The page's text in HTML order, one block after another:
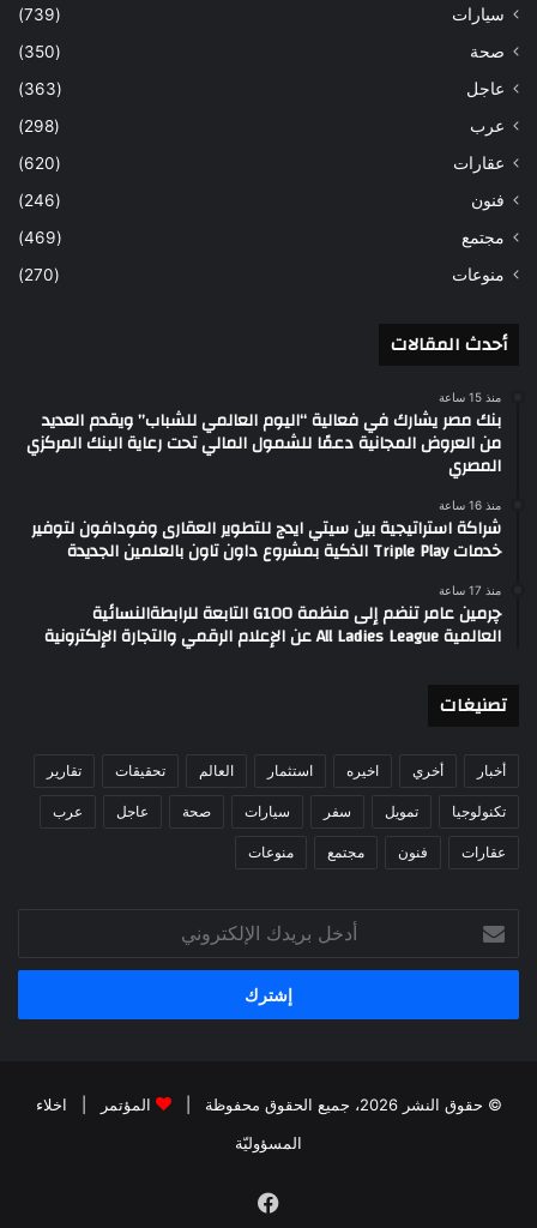
سيارات
(739)
صحة
(350)
عاجل
(363)
عرب
(298)
عقارات
(620)
فنون
(246)
مجتمع
(469)
منوعات
(270)
أحدث المقالات
منذ 15 ساعة
بنك مصر يشارك في فعالية “اليوم العالمي للشباب” ويقدم العديد
من العروض المجانية دعمًا للشمول المالي تحت رعاية البنك المركزي
المصري
منذ 16 ساعة
شراكة استراتيجية بين سيتي ايدج للتطوير العقارى وفودافون لتوفير
خدمات Triple Play الذكية بمشروع داون تاون بالعلمين الجديدة
منذ 17 ساعة
چرمين عامر تنضم إلى منظمة G100 التابعة للرابطةالنسائية
العالمية All Ladies League عن الإعلام الرقمي والتجارة الإلكترونية
تصنيغات
أخبار أخري اخيره استثمار العالم تحقيقات تقارير
تكنولوجيا تمويل سفر سيارات صحة عاجل عرب
عقارات فنون مجتمع منوعات
بريدك
الإلكتروني
© حقوق النشر 2026، جميع الحقوق محفوظة | المؤتمر
اخلاء
المسؤوليّة
فيسبوك